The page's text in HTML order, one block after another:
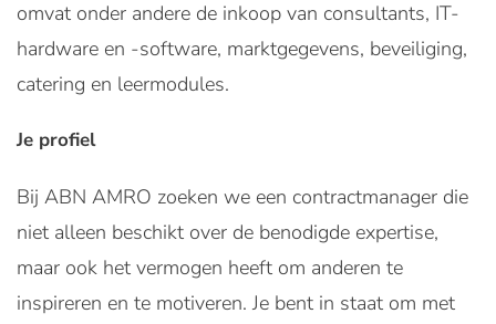
omvat onder andere de inkoop van consultants, IT-
hardware en -software, marktgegevens, beveiliging,
catering en leermodules.
Je profiel
Bij ABN AMRO zoeken we een contractmanager die
niet alleen beschikt over de benodigde expertise,
maar ook het vermogen heeft om anderen te
inspireren en te motiveren. Je bent in staat om met